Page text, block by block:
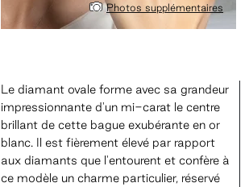
Photos supplémentaires
Le diamant ovale forme avec sa grandeur
impressionnante d'un mi-carat le centre
brillant de cette bague exubérante en or
blanc. Il est fièrement élevé par rapport
aux diamants que l'entourent et confère à
ce modèle un charme particulier, réservé